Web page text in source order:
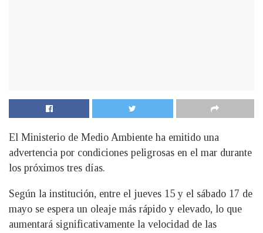
El Ministerio de Medio Ambiente ha emitido una
advertencia por condiciones peligrosas en el mar durante
los próximos tres días.
Según la institución, entre el jueves 15 y el sábado 17 de
mayo se espera un oleaje más rápido y elevado, lo que
aumentará significativamente la velocidad de las